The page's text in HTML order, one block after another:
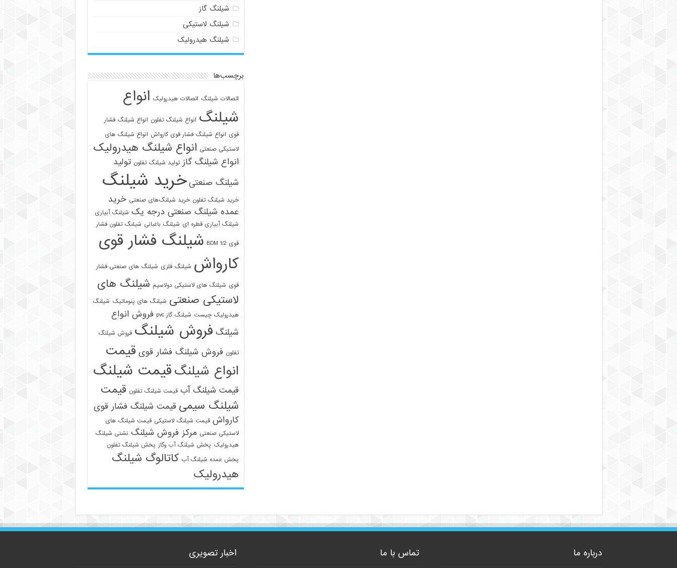
شیلنگ گاز
شیلنگ لاستیکی
شیلنگ هیدرولیک
برچسب‌ها
اتصالات شیلنگ اتصالات هیدرولیک انواع
شیلنگ انواع شیلنگ تفلون انواع شیلنگ فشار
قوی انواع شیلنگ فشار قوی کارواش انواع شیلنگ های
لاستیکی صنعتی انواع شیلنگ هیدرولیک
انواع شیلنگ گاز تولید شیلنگ تفلون تولید
شیلنگ صنعتی خرید شیلنگ
خرید شیلنگ تفلون خرید شیلنگ‌های صنعتی خرید
عمده شیلنگ صنعتی درجه یک شیلنگ آبیاری
شیلنگ آبیاری قطره ای شیلنگ باغبانی شیلنگ تفلون فشار
قوی 1/2 BDM
شیلنگ فشار قوی
کارواش شیلنگ فلزی شیلنگ های صنعتی فشار
قوی شیلنگ های لاستیکی دولاسیم شیلنگ های
لاستیکی صنعتی شیلنگ های پنوماتیک شیلنگ
هیدرولیک چیست شیلنگ گاز pvc
فروش انواع
شیلنگ فروش شیلنگ فروش شیلنگ
تفلون فروش شیلنگ فشار قوی قیمت
انواع شیلنگقیمت شیلنگ
قیمت شیلنگ آب قیمت شیلنگ تفلون قیمت
شیلنگ سیمی قیمت شیلنگ فشار قوی
کارواش قیمت شیلنگ لاستیکی قیمت شیلنگ های
لاستیکی صنعتی مرکز فروش شیلنگ نشتی شیلنگ
هیدرولیک پخش شیلنگ آب وگاز پخش شیلنگ تفلون
پخش عمده شیلنگ آب کاتالوگ شیلنگ
هیدرولیک
درباره ما تماس با ما اخبار تصویری
09129586863